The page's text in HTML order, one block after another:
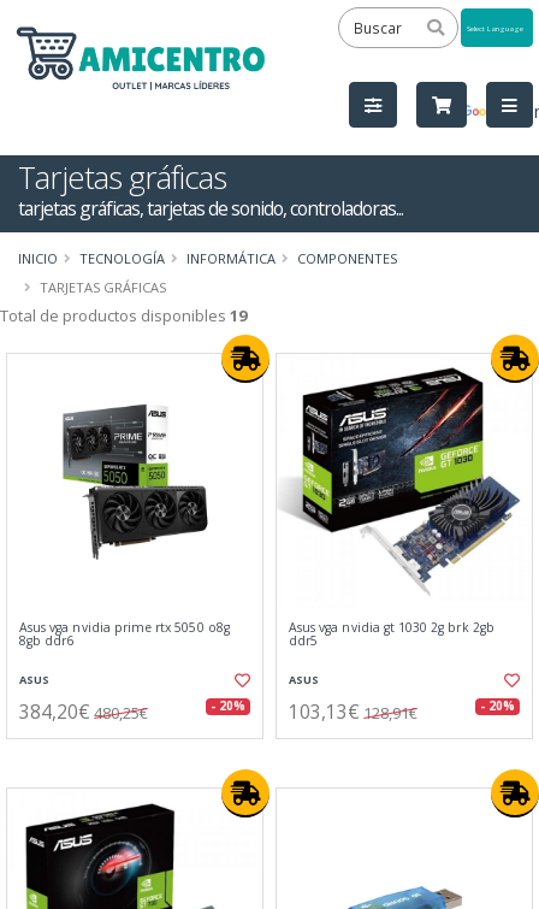
by
Tarjetas gráficas
tarjetas gráficas, tarjetas de sonido, controladoras...
INICIO TECNOLOGÍA INFORMÁTICA
COMPONENTES
TARJETAS GRÁFICAS
Total de productos disponibles 19
Asus vga nvidia prime rtx 5050 o8g
8gb ddr6
ASUS
384,20€ 480,25€ - 20%
Asus vga nvidia gt 1030 2g brk 2gb
ddr5
ASUS
103,13€ 128,91€ - 20%